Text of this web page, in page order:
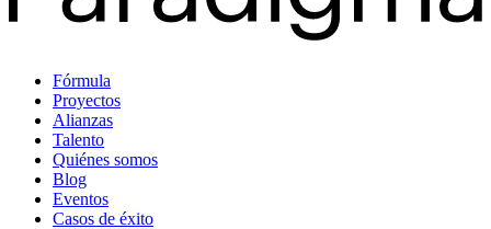
Fórmula
Proyectos
Alianzas
Talento
Quiénes somos
Blog
Eventos
Casos de éxito